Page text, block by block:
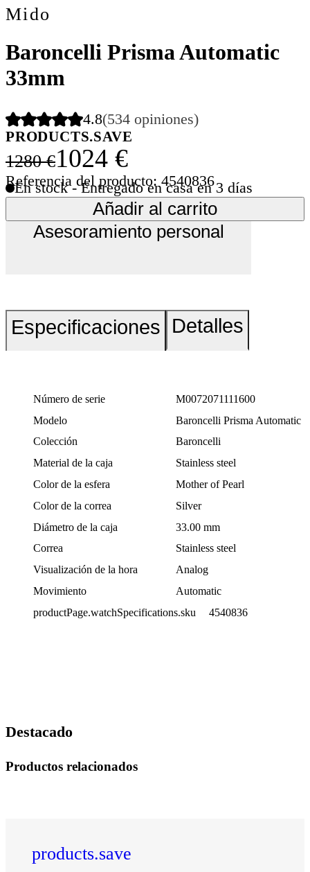
Mido
Baroncelli Prisma Automatic
33mm
4.8(534 opiniones)
PRODUCTS.SAVE
1280 €1024 €
Referencia del producto: 4540836
En stock - Entregado en casa en 3 días
Añadir al carrito
Asesoramiento personal
Especificaciones Detalles
Número de serie
M0072071111600
Modelo
Baroncelli Prisma Automatic
Colección
Baroncelli
Material de la caja
Stainless steel
Color de la esfera
Mother of Pearl
Color de la correa
Silver
Diámetro de la caja
33.00 mm
Correa
Stainless steel
Visualización de la hora
Analog
Movimiento
Automatic
productPage.watchSpecifications.sku
4540836
Destacado
Productos relacionados
products.save